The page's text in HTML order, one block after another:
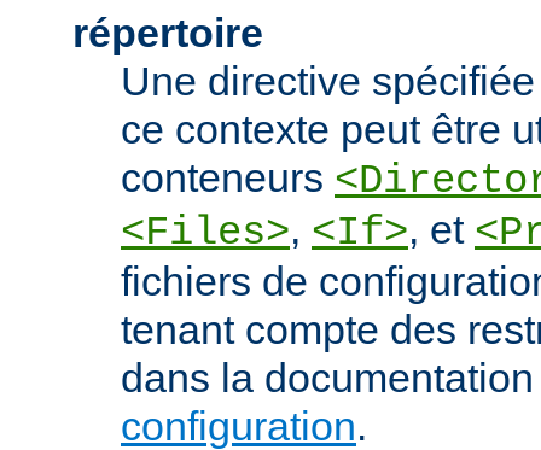
répertoire
Une directive
ce contexte peut être
conteneurs
<Files>, <If>, et
fichiers de
tenant compte des
dans la
configuration.